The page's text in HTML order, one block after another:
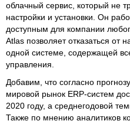
облачный сервис, который не
настройки и установки. Он
доступным для компании
Atlas позволяет отказаться от
одной системе, содержащей
управления.
Добавим, что согласно
мировой рынок ERP-систем
2020 году, а среднегодовой
Также по мнению аналитиков